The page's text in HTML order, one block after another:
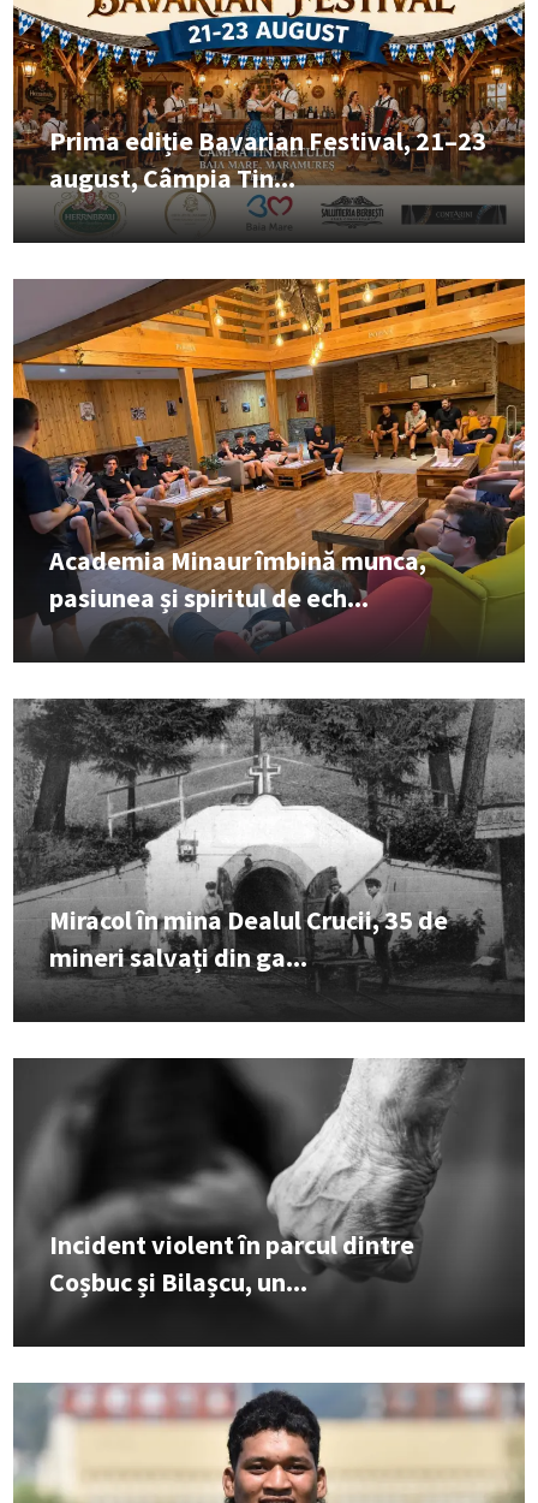
Prima ediție Bavarian Festival, 21–23
august, Câmpia Tin...
Academia Minaur îmbină munca,
pasiunea și spiritul de ech...
Miracol în mina Dealul Crucii, 35 de
mineri salvați din ga...
Incident violent în parcul dintre
Coșbuc și Bilașcu, un...